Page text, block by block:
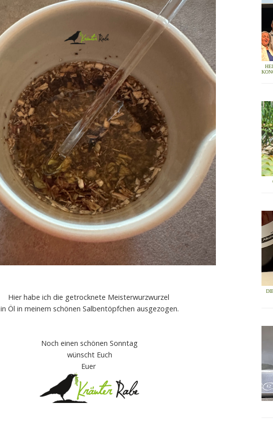
Hier habe ich die getrocknete Meisterwurzwurzel
in Öl in meinem schönen Salbentöpfchen ausgezogen.
Noch einen schönen Sonntag
wünscht Euch
Euer